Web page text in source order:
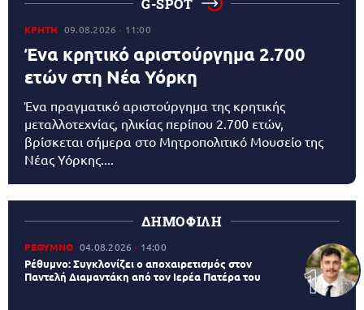
G-SPOT
ΚΡΗΤΗ 09.08.2026 11:00
Ένα κρητικό αριστούργημα 2.700
ετών στη Νέα Υόρκη
Ένα πραγματικό αριστούργημα της κρητικής
μεταλλοτεχνίας, ηλικίας περίπου 2.700 ετών,
βρίσκεται σήμερα στο Μητροπολιτικό Μουσείο της
Νέας Υόρκης....
ΔΗΜΟΦΙΛΗ
ΡΕΘΥΜΝΟ 04.08.2026 14:00
Ρέθυμνο: Συγκλονίζει ο αποχαιρετισμός στον
Παντελή Διαμαντάκη από τον Ιερέα Πατέρα του